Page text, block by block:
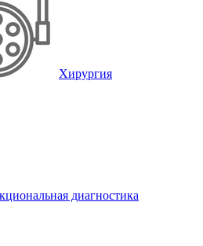
Хирургия
диагностика